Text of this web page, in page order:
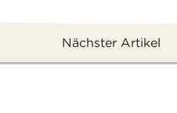
Nächster Artikel